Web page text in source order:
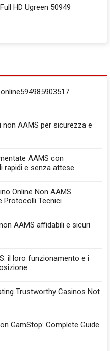
HD Ugreen 50949
non AAMS per sicurezza e
AAMS con
rapidi e senza attese
Online Non AAMS
Protocolli Tecnici
AAMS affidabili e sicuri
il loro funzionamento e i
Trustworthy Casinos Not
GamStop: Complete Guide